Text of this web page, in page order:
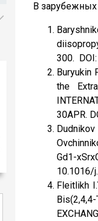
В зарубежных
300.
Buryukin
the
30APR.
Gd1-
10.1016/
Fleitlikh